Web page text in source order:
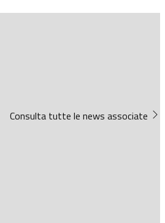
Consulta tutte le news associate